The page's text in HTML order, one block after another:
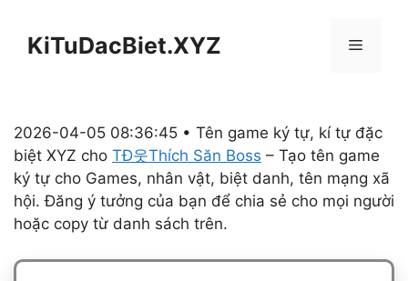
KiTuDacBiet.XYZ Menu
2026-04-05 08:36:45 • Tên game ký tự, kí tự đặc
biệt XYZ cho TĐ웃Thích Săn Boss – Tạo tên game
ký tự cho Games, nhân vật, biệt danh, tên mạng xã
hội. Đăng ý tưởng của bạn để chia sẻ cho mọi người
hoặc copy từ danh sách trên.